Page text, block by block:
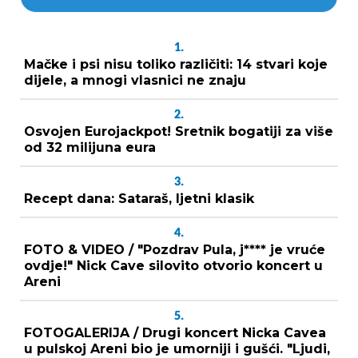
1.
Mačke i psi nisu toliko različiti: 14 stvari koje
dijele, a mnogi vlasnici ne znaju
2.
Osvojen Eurojackpot! Sretnik bogatiji za više
od 32 milijuna eura
3.
Recept dana: Sataraš, ljetni klasik
4.
FOTO & VIDEO / "Pozdrav Pula, j**** je vruće
ovdje!" Nick Cave silovito otvorio koncert u
Areni
5.
FOTOGALERIJA / Drugi koncert Nicka Cavea
u pulskoj Areni bio je umorniji i gušći. "Ljudi,